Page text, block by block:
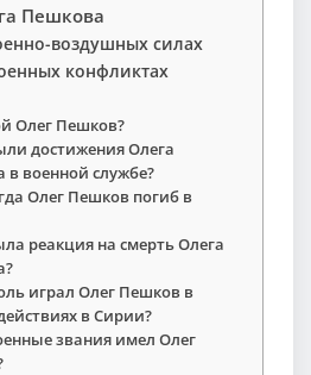
Пешкова
воздушных силах
конфликтах
Олег Пешков?
достижения Олега
в военной службе?
Олег Пешков погиб в
реакция на смерть Олега
играл Олег Пешков в
в Сирии?
звания имел Олег